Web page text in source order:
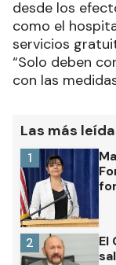
desde los
como el
servicios
“Solo deben
con las
Las más
1
El
2